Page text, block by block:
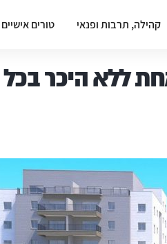
קהילה, תרבות ופנאי טורים אישיים
ללא היכר בכל